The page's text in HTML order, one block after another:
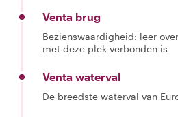
Venta brug
Bezienswaardigheid: leer
met deze plek verbonden is
Venta waterval
De breedste waterval van